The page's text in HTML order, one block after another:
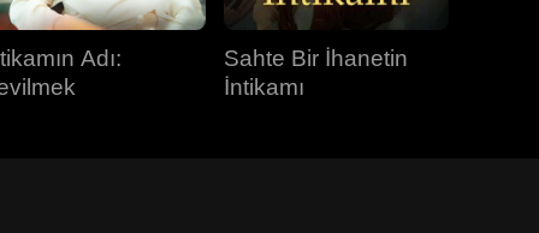
Adı:
Sahte Bir İhanetin
İntikamı